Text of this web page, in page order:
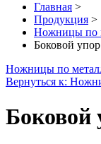
Главная >
Продукция >
Ножницы по
Боковой
Ножницы по
Вернуться к:
Боковой